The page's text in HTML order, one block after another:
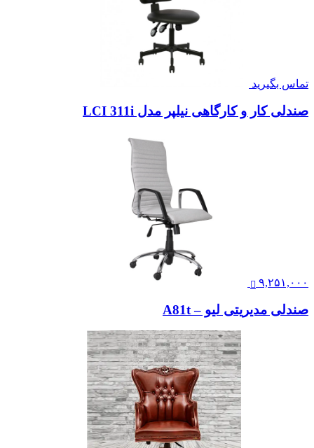
تماس بگیرید
صندلی کار و کارگاهی نیلپر مدل LCI 311i
۹,۲۵۱,۰۰۰
صندلی مدیریتی لیو – A81t